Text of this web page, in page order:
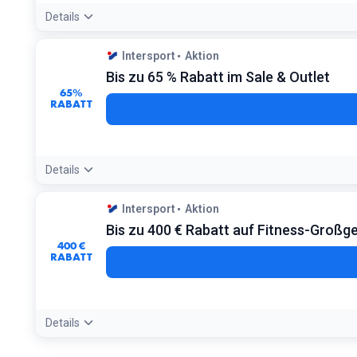
Details
Angebotsdetails:
Der Bonus wird als 1.500 Extra-Punkte
Bedingungen:
Mindesteinkaufswert 70 Euro. Gültig bei Registrierung in
65%
RABATT
Intersport Aktion
Bis zu 65 % Rabatt im Sale & Outlet
Details
Angebotsdetails:
Sortieren Sie nach 'Höchster Rabatt', um
Bedingungen:
Nur solange der Vorrat reicht
400 €
RABATT
Intersport Aktion
Bis zu 400 € Rabatt auf Fitness-
Details